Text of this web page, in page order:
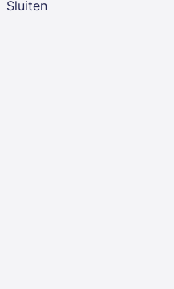
Sluiten